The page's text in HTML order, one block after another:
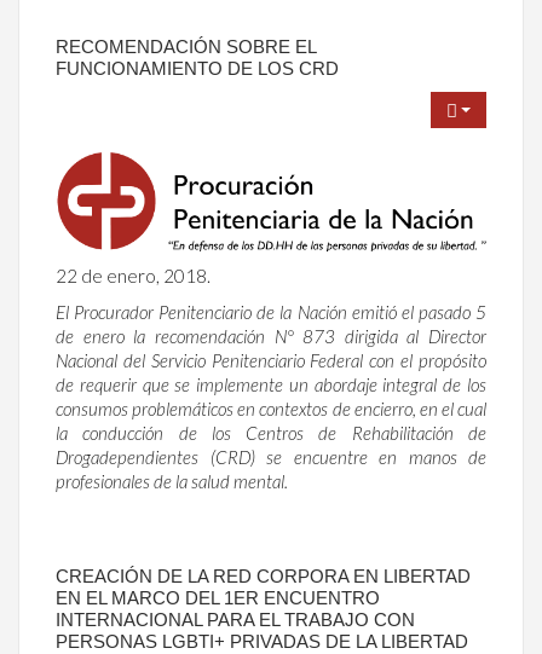
RECOMENDACIÓN SOBRE EL
FUNCIONAMIENTO DE LOS CRD
22 de enero, 2018.
El Procurador Penitenciario de la Nación emitió el pasado 5
de enero la recomendación N° 873 dirigida al Director
Nacional del Servicio Penitenciario Federal con el propósito
de requerir que se implemente un abordaje integral de los
consumos problemáticos en contextos de encierro, en el cual
la conducción de los Centros de Rehabilitación de
Drogadependientes (CRD) se encuentre en manos de
profesionales de la salud mental.
CREACIÓN DE LA RED CORPORA EN LIBERTAD
EN EL MARCO DEL 1ER ENCUENTRO
INTERNACIONAL PARA EL TRABAJO CON
PERSONAS LGBTI+ PRIVADAS DE LA LIBERTAD